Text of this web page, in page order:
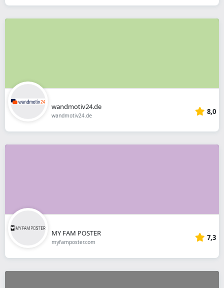
wandmotiv24.de
wandmotiv24.de 8,0
MY FAM POSTER
myfamposter.com 7,3